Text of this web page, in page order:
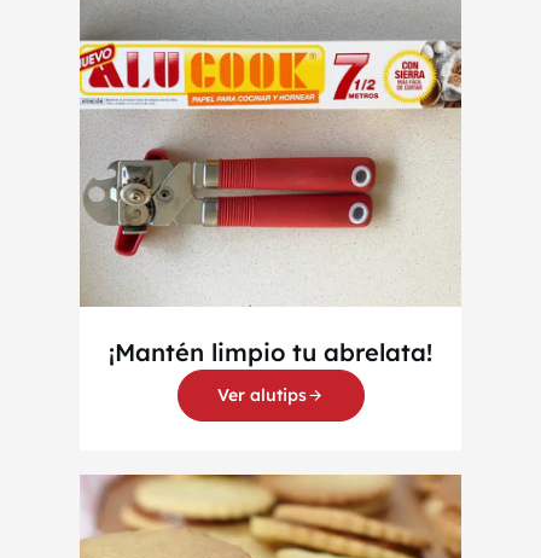
¡Mantén limpio tu abrelata!
Ver alutips